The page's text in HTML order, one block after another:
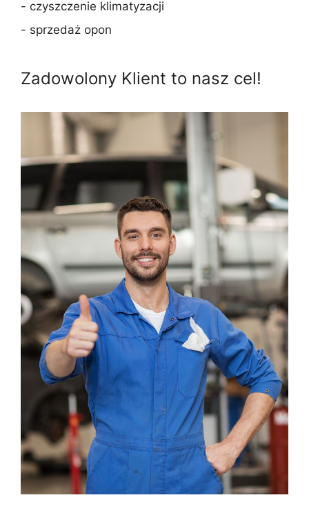
- czyszczenie klimatyzacji
- sprzedaż opon
Zadowolony Klient to nasz cel!